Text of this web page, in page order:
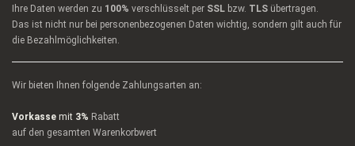
Ihre Daten werden zu 100% verschlüsselt per SSL bzw. TLS übertragen.
Das ist nicht nur bei personenbezogenen Daten wichtig, sondern gilt auch für
die Bezahlmöglichkeiten.
Wir bieten Ihnen folgende Zahlungsarten an:
Vorkasse mit 3% Rabatt
auf den gesamten Warenkorbwert